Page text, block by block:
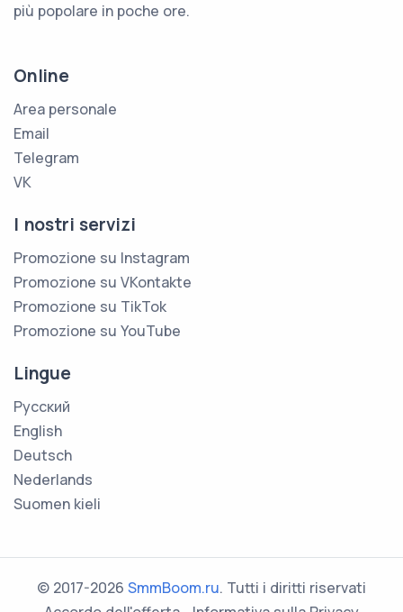
più popolare in poche ore.
Online
Area personale
Email
Telegram
VK
I nostri servizi
Promozione su Instagram
Promozione su VKontakte
Promozione su TikTok
Promozione su YouTube
Lingue
Русский
English
Deutsch
Nederlands
Suomen kieli
© 2017-2026 SmmBoom.ru. Tutti i diritti riservati